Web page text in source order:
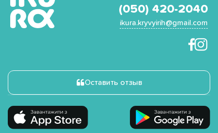
(050) 420-2040
ikura.kryvyirih@gmail.com
Оставить отзыв